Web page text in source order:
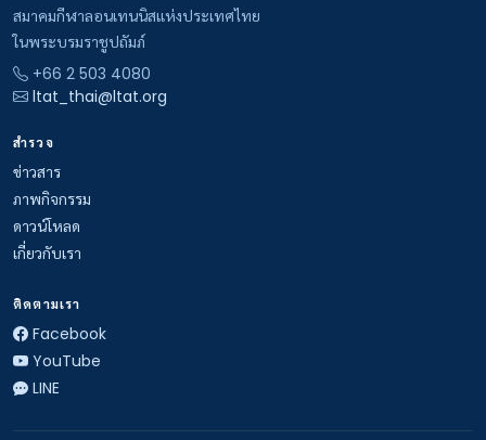
สมาคมกีฬาลอนเทนนิสแห่งประเทศไทย
ในพระบรมราชูปถัมภ์
+66 2 503 4080
ltat_thai@ltat.org
สำรวจ
ข่าวสาร
ภาพกิจกรรม
ดาวน์โหลด
เกี่ยวกับเรา
ติดตามเรา
Facebook
YouTube
LINE